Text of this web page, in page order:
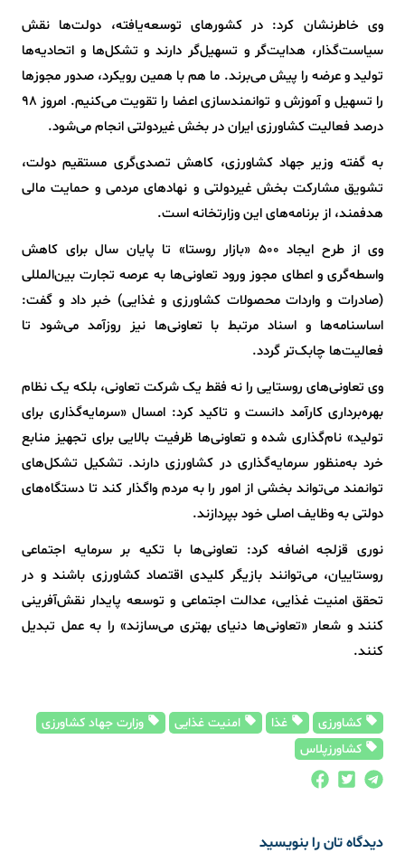
وی خاطرنشان کرد: در کشورهای توسعه‌یافته، دولت‌ها نقش
سیاست‌گذار، هدایت‌گر و تسهیل‌گر دارند و تشکل‌ها و اتحادیه‌ها
تولید و عرضه را پیش می‌برند. ما هم با همین رویکرد، صدور مجوزها
را تسهیل و آموزش و توانمندسازی اعضا را تقویت می‌کنیم. امروز ۹۸
درصد فعالیت کشاورزی ایران در بخش غیردولتی انجام می‌شود.
به گفته وزیر جهاد کشاورزی، کاهش تصدی‌گری مستقیم دولت،
تشویق مشارکت بخش غیردولتی و نهادهای مردمی و حمایت مالی
هدفمند، از برنامه‌های این وزارتخانه است.
وی از طرح ایجاد ۵۰۰ «بازار روستا» تا پایان سال برای کاهش
واسطه‌گری و اعطای مجوز ورود تعاونی‌ها به عرصه تجارت بین‌المللی
(صادرات و واردات محصولات کشاورزی و غذایی) خبر داد و گفت:
اساسنامه‌ها و اسناد مرتبط با تعاونی‌ها نیز روزآمد می‌شود تا
فعالیت‌ها چابک‌تر گردد.
وی تعاونی‌های روستایی را نه فقط یک شرکت تعاونی، بلکه یک نظام
بهره‌برداری کارآمد دانست و تاکید کرد: امسال «سرمایه‌گذاری برای
تولید» نام‌گذاری شده و تعاونی‌ها ظرفیت بالایی برای تجهیز منابع
خرد به‌منظور سرمایه‌گذاری در کشاورزی دارند. تشکیل تشکل‌های
توانمند می‌تواند بخشی از امور را به مردم واگذار کند تا دستگاه‌های
دولتی به وظایف اصلی خود بپردازند.
نوری قزلجه اضافه کرد: تعاونی‌ها با تکیه بر سرمایه اجتماعی
روستاییان، می‌توانند بازیگر کلیدی اقتصاد کشاورزی باشند و در
تحقق امنیت غذایی، عدالت اجتماعی و توسعه پایدار نقش‌آفرینی
کنند و شعار «تعاونی‌ها دنیای بهتری می‌سازند» را به عمل تبدیل
کنند.
کشاورزی غذا امنیت غذایی
وزارت جهاد کشاورزی
کشاورزپلاس
دیدگاه تان را بنویسید